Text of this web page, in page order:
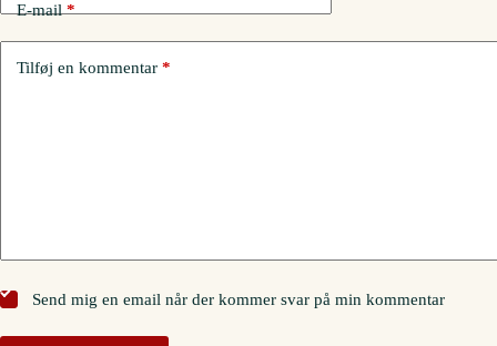
E-mail*
Tilføj en kommentar *
Send mig en email når der kommer svar på min kommentar